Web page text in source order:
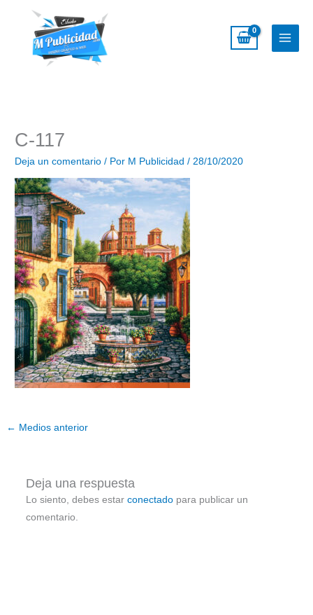
contenido
C-117
Deja un comentario / Por M Publicidad/28/10/2020
← Medios anterior
Deja una respuesta
Lo siento, debes estar conectadopara publicar un
comentario.